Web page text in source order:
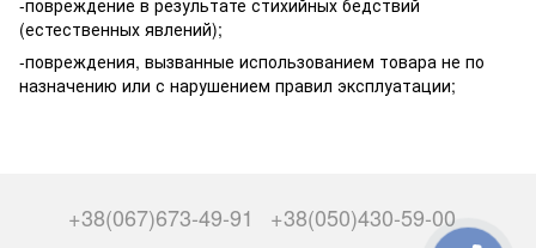
-повреждение в результате стихийных бедствий
(естественных явлений);
-повреждения, вызванные использованием товара не по
назначению или с нарушением правил эксплуатации;
+38(067)673-49-91
+38(050)430-59-00